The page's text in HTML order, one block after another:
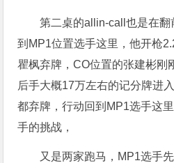
第二桌的allin-call也是在
到MP1位置选手这里，他开枪
瞿枫弃牌，CO位置的张建彬刚
后手大概17万左右的记分牌进
都弃牌，行动回到MP1选手这
手的挑战，
又是两家跑马，MP1选手